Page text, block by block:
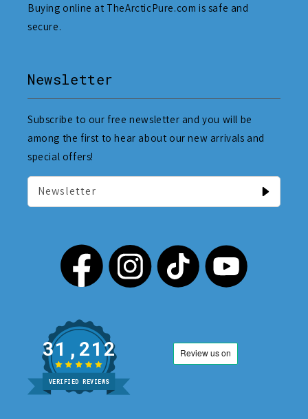
Buying online at TheArcticPure.com is safe and
secure.
Newsletter
Subscribe to our free newsletter and you will be
among the first to hear about our new arrivals and
special offers!
Newsletter
31,212
VERIFIED REVIEWS